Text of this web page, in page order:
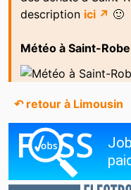
description ici ↗ 🙂
Météo à Saint-
↶ retour à Limousin